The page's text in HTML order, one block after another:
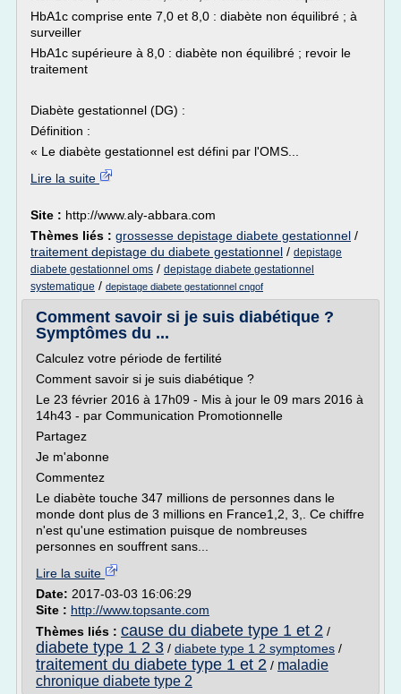
HbA1c comprise ente 7,0 et 8,0 : diabète non équilibré ; à
surveiller
HbA1c supérieure à 8,0 : diabète non équilibré ; revoir le
traitement
Diabète gestationnel (DG) :
Définition :
« Le diabète gestationnel est défini par l'OMS...
Lire la suite
Site : http://www.aly-abbara.com
Thèmes liés : grossesse depistage diabete gestationnel /
traitement depistage du diabete gestationnel / depistage
diabete gestationnel oms / depistage diabete gestationnel
systematique / depistage diabete gestationnel cngof
Comment savoir si je suis diabétique ?
Symptômes du ...
Calculez votre période de fertilité
Comment savoir si je suis diabétique ?
Le 23 février 2016 à 17h09 - Mis à jour le 09 mars 2016 à
14h43 - par Communication Promotionnelle
Partagez
Je m'abonne
Commentez
Le diabète touche 347 millions de personnes dans le
monde dont plus de 3 millions en France1,2, 3,. Ce chiffre
n'est qu'une estimation puisque de nombreuses
personnes en souffrent sans...
Lire la suite
Date: 2017-03-03 16:06:29
Site : http://www.topsante.com
Thèmes liés : cause du diabete type 1 et 2 /
diabete type 1 2 3 / diabete type 1 2 symptomes /
traitement du diabete type 1 et 2 / maladie
chronique diabete type 2